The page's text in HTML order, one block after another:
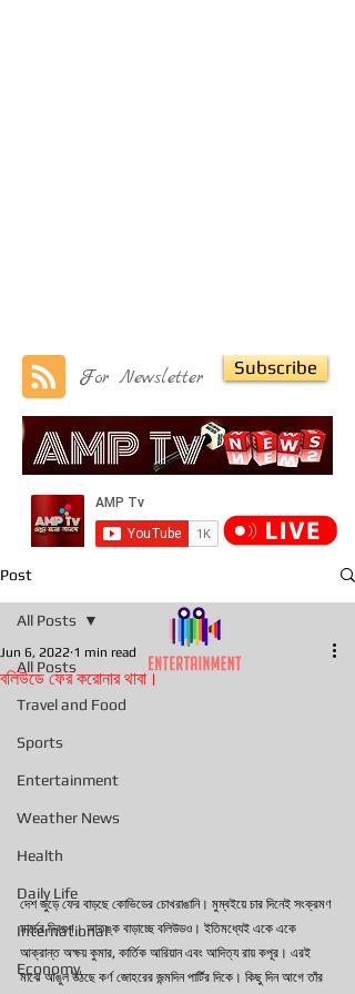
For Newsletter Subscribe
Post
All Posts
Travel and Food
Sports
Entertainment
Weather News
Health
Daily Life
International
Economy
All Posts
বলিউডে ফের করোনার থাবা।
Jun 6, 2022 1 min read
দেশ জুড়ে ফের বাড়ছে কোভিডের চোখরাঙানি। মুম্বইয়ে চার দিনেই সংক্রমণ
মার্চের দ্বিগুণ। আতঙ্ক বাড়াচ্ছে বলিউডও। ইতিমধ্যেই একে একে
আক্রান্ত অক্ষয় কুমার, কার্তিক আরিয়ান এবং আদিত্য রায় কপূর। এরই
মাঝে আঙুল উঠছে কর্ণ জোহরের জন্মদিন পার্টির দিকে। কিছু দিন আগে তাঁর